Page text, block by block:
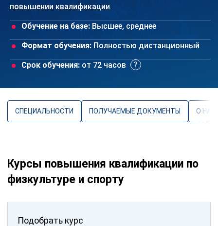
повышении квалификации
Обучение на базе: Высшее, среднее
Формат обучения: Полностью дистанционный
Срок обучения: от 72 часов
СПЕЦИАЛЬНОСТИ ПОЛУЧАЕМЫЕ ДОКУМЕНТЫ О
Курсы повышения квалификации по
физкультуре и спорту
Подобрать курс